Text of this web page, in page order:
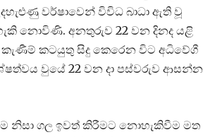
වර්ෂාවෙන් විවිධ බාධා ඇති වූ
නොවිණි. අනතුරුව 22 වන දිනද යළි
කටයුතු සිදු කෙරෙන විට අධිවේගී
වුයේ 22 වන දා පස්වරුව ආසන්න
නිසා ගල ඉවත් කිරීමට නොහැකිවීම මත